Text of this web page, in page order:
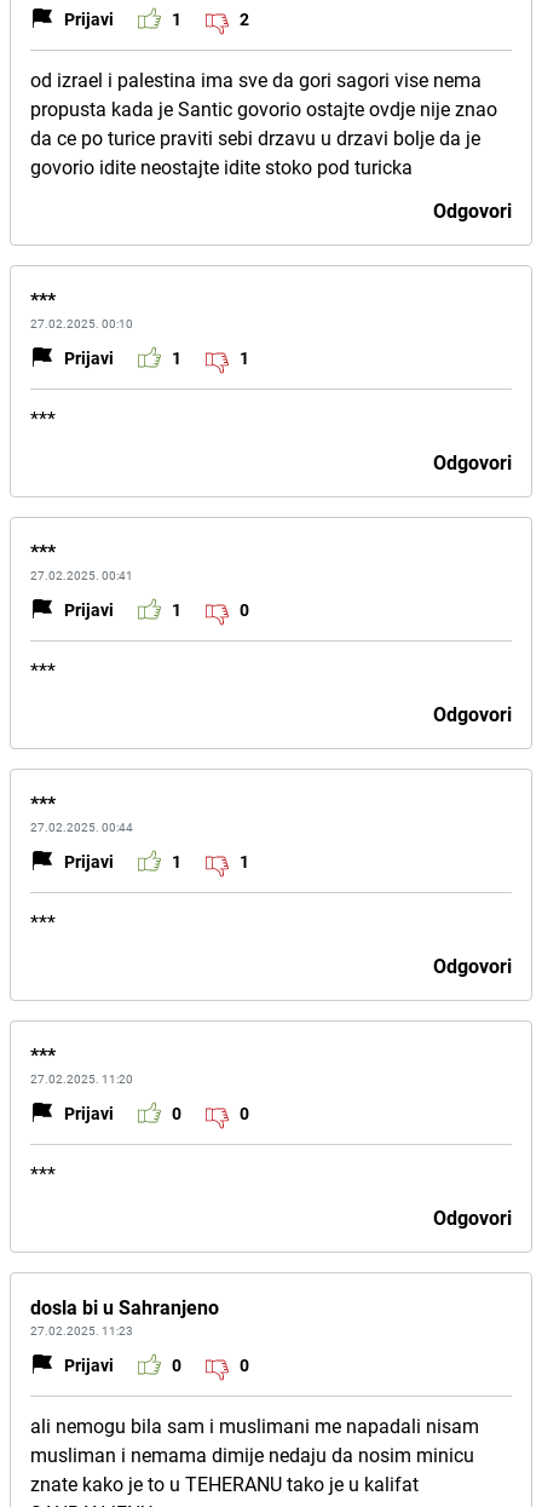
Prijavi 1 2
od izrael i palestina ima sve da gori sagori vise nema
propusta kada je Santic govorio ostajte ovdje nije znao
da ce po turice praviti sebi drzavu u drzavi bolje da je
govorio idite neostajte idite stoko pod turicka
Odgovori
***
27.02.2025. 00:10
Prijavi 1 1
***
Odgovori
***
27.02.2025. 00:41
Prijavi 1 0
***
Odgovori
***
27.02.2025. 00:44
Prijavi 1 1
***
Odgovori
***
27.02.2025. 11:20
Prijavi 0 0
***
Odgovori
dosla bi u Sahranjeno
27.02.2025. 11:23
Prijavi 0 0
ali nemogu bila sam i muslimani me napadali nisam
musliman i nemama dimije nedaju da nosim minicu
znate kako je to u TEHERANU tako je u kalifat